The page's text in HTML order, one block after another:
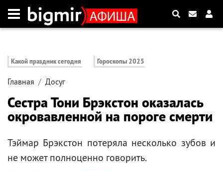
Какой праздник сегодня Гороскопы 2025
Главная Досуг
Сестра Тони Брэкстон оказалась
окровавленной на пороге смерти
Тэймар Брэкстон потеряла несколько зубов и
не может полноценно говорить.